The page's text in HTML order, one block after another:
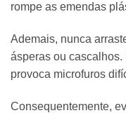
rompe as emendas
Ademais, nunca
ásperas ou cascalhos.
provoca microfuros
Consequentemente,